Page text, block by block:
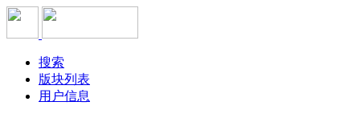
搜索
版块列表
用户信息